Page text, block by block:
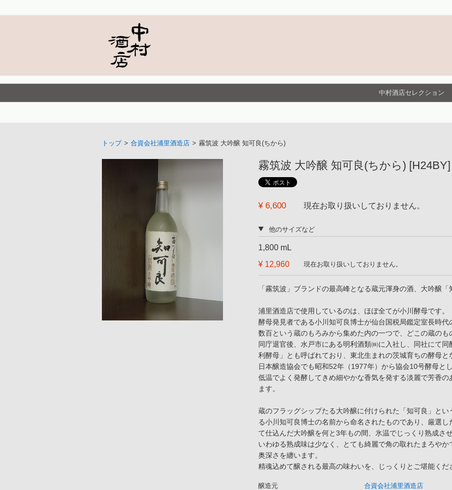
中村酒店セレクション
トップ > 合資会社浦里酒造店 > 霧筑波 大吟醸 知可良(ちから)
霧筑波 大吟醸 知可良(ちから)
¥ 6,600 現在お取り扱いしておりません。
他のサイズなど
1,800 mL
¥ 12,960
現在お取り扱いしておりません。
「霧筑波」ブランドの最高峰となる蔵元渾身の酒、大吟醸
浦里酒造店で使用しているのは、ほぼ全てが小川酵母です。
酵母発見者である小川知可良博士が仙台国税局鑑定室長時
数百という蔵のもろみから集めた内の一つで、どこの蔵の
同庁退官後、水戸市にある明利酒類㈱に入社し、同社にて
利酵母」とも呼ばれており、東北生まれの茨城育ちの酵母と
日本醸造協会でも昭和52年（1977年）から協会10号酵母と
低温でよく発酵してきめ細やかな香気を発する淡麗で芳香
ます。
蔵のフラッグシップたる大吟醸に付けられた「知可良」と
る小川知可良博士の名前から命名されたものであり、厳選
て仕込んだ大吟醸を何と3年もの間、氷温でじっくり熟成さ
いわゆる熟成味は少なく、とても綺麗で角の取れたまろや
奥深さを纏います。
精魂込めて醸される最高の味わいを、じっくりとご堪能くだ
醸造元
合資会社浦里酒造店